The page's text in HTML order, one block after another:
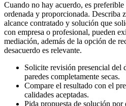
Cuando no hay acuerdo, es
ordenada y proporcionada. Describa
alcance contratado y solución que
con empresa o profesional, pueden
mediación, además de la opción de
desacuerdo es relevante.
Solicite revisión presencial del
paredes completamente secas.
Compare el resultado con el
calidades aceptadas.
Pida propuesta de solución por